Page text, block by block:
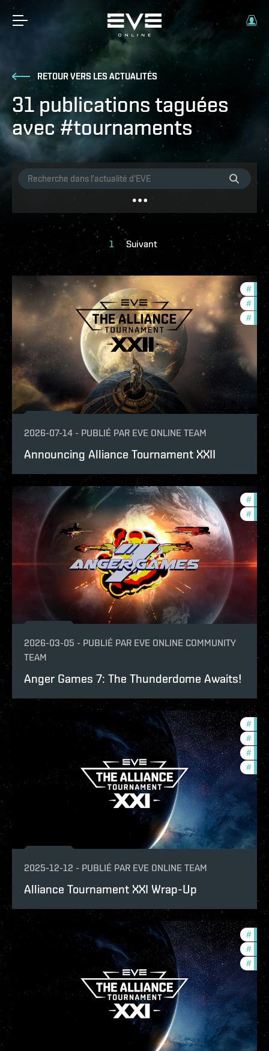
RETOUR VERS LES ACTUALITÉS
31 publications taguées
avec #tournaments
1 Suivant
#
#
#
2026-07-14 - PUBLIÉ PAR EVE ONLINE TEAM
Announcing Alliance Tournament XXII
#
#
2026-03-05 - PUBLIÉ PAR EVE ONLINE COMMUNITY
TEAM
Anger Games 7: The Thunderdome Awaits!
#
#
#
#
2025-12-12 - PUBLIÉ PAR EVE ONLINE TEAM
Alliance Tournament XXI Wrap-Up
#
#
# pvp